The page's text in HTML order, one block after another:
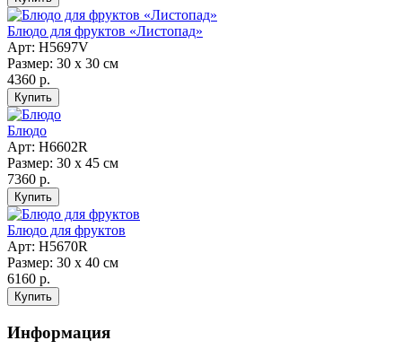
Блюдо для фруктов «Листопад»
Арт: Н5697V
Размер: 30 х 30 см
4360 р.
Блюдо
Арт: Н6602R
Размер: 30 х 45 см
7360 р.
Блюдо для фруктов
Арт: Н5670R
Размер: 30 х 40 см
6160 р.
Информация